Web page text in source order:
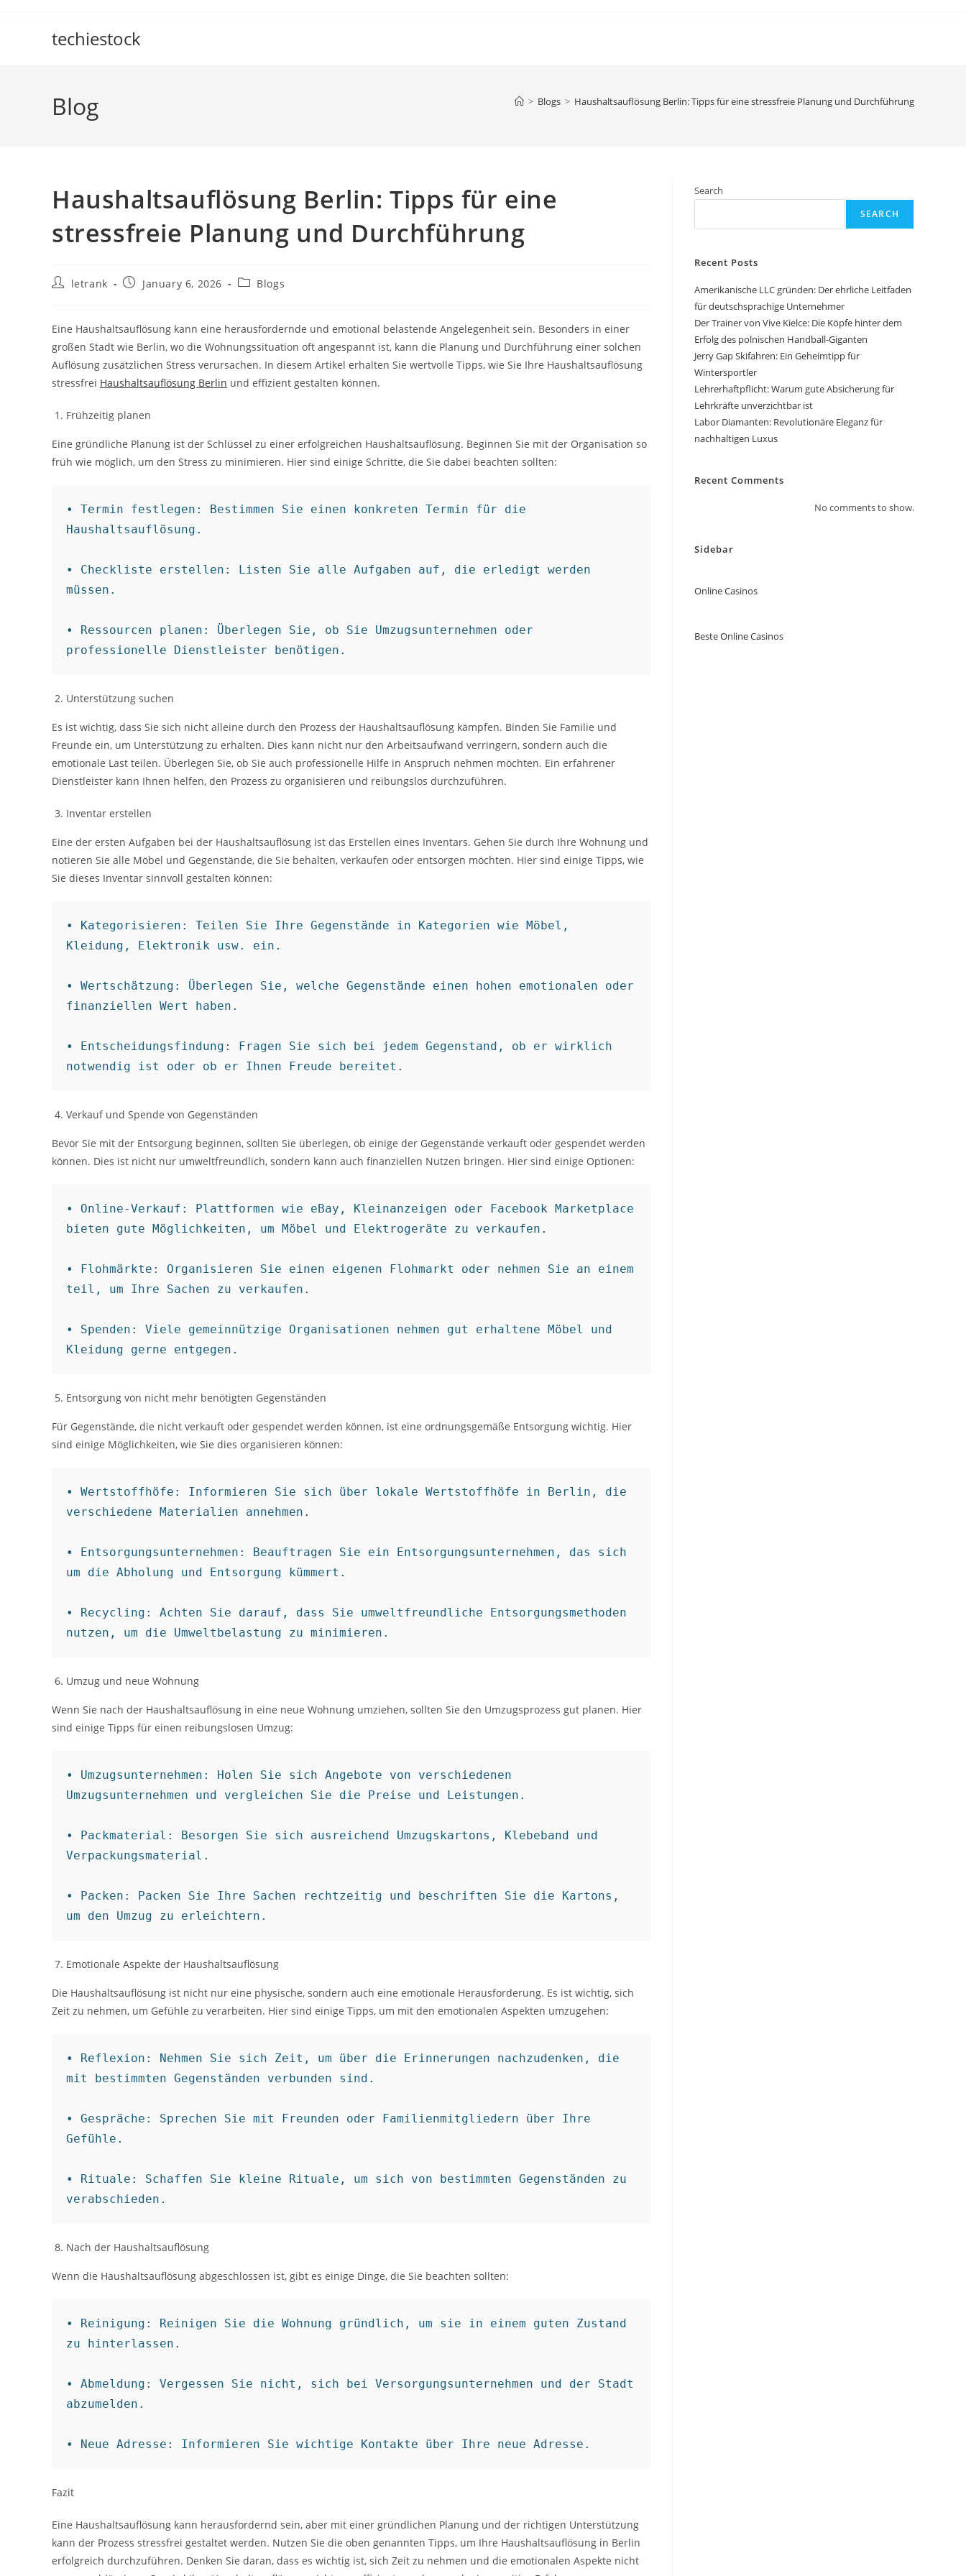
techiestock
Blog > Blogs > Haushaltsauflösung Berlin: Tipps für eine stressfreie Planung und Durchführung
Haushaltsauflösung Berlin: Tipps für eine
stressfreie Planung und Durchführung
Postletrank
PostJanuary 6, 2026
PostBlogs
Eine Haushaltsauflösung kann eine herausfordernde und emotional belastende Angelegenheit sein. Besonders in einer
großen Stadt wie Berlin, wo die Wohnungssituation oft angespannt ist, kann die Planung und Durchführung einer solchen
Auflösung zusätzlichen Stress verursachen. In diesem Artikel erhalten Sie wertvolle Tipps, wie Sie Ihre Haushaltsauflösung
stressfrei Haushaltsauflösung Berlin und effizient gestalten können.
Frühzeitig planen
Eine gründliche Planung ist der Schlüssel zu einer erfolgreichen Haushaltsauflösung. Beginnen Sie mit der Organisation so
früh wie möglich, um den Stress zu minimieren. Hier sind einige Schritte, die Sie dabei beachten sollten:
• Termin festlegen: Bestimmen Sie einen konkreten Termin für die
Haushaltsauflösung.
• Checkliste erstellen: Listen Sie alle Aufgaben auf, die erledigt werden
müssen.
• Ressourcen planen: Überlegen Sie, ob Sie Umzugsunternehmen oder
professionelle Dienstleister benötigen.
Unterstützung suchen
Es ist wichtig, dass Sie sich nicht alleine durch den Prozess der Haushaltsauflösung kämpfen. Binden Sie Familie und
Freunde ein, um Unterstützung zu erhalten. Dies kann nicht nur den Arbeitsaufwand verringern, sondern auch die
emotionale Last teilen. Überlegen Sie, ob Sie auch professionelle Hilfe in Anspruch nehmen möchten. Ein erfahrener
Dienstleister kann Ihnen helfen, den Prozess zu organisieren und reibungslos durchzuführen.
Inventar erstellen
Eine der ersten Aufgaben bei der Haushaltsauflösung ist das Erstellen eines Inventars. Gehen Sie durch Ihre Wohnung und
notieren Sie alle Möbel und Gegenstände, die Sie behalten, verkaufen oder entsorgen möchten. Hier sind einige Tipps, wie
Sie dieses Inventar sinnvoll gestalten können:
• Kategorisieren: Teilen Sie Ihre Gegenstände in Kategorien wie Möbel,
Kleidung, Elektronik usw. ein.
• Wertschätzung: Überlegen Sie, welche Gegenstände einen hohen emotionalen oder
finanziellen Wert haben.
• Entscheidungsfindung: Fragen Sie sich bei jedem Gegenstand, ob er wirklich
notwendig ist oder ob er Ihnen Freude bereitet.
Verkauf und Spende von Gegenständen
Bevor Sie mit der Entsorgung beginnen, sollten Sie überlegen, ob einige der Gegenstände verkauft oder gespendet werden
können. Dies ist nicht nur umweltfreundlich, sondern kann auch finanziellen Nutzen bringen. Hier sind einige Optionen:
• Online-Verkauf: Plattformen wie eBay, Kleinanzeigen oder Facebook Marketplace
bieten gute Möglichkeiten, um Möbel und Elektrogeräte zu verkaufen.
• Flohmärkte: Organisieren Sie einen eigenen Flohmarkt oder nehmen Sie an einem
teil, um Ihre Sachen zu verkaufen.
• Spenden: Viele gemeinnützige Organisationen nehmen gut erhaltene Möbel und
Kleidung gerne entgegen.
Entsorgung von nicht mehr benötigten Gegenständen
Für Gegenstände, die nicht verkauft oder gespendet werden können, ist eine ordnungsgemäße Entsorgung wichtig. Hier
sind einige Möglichkeiten, wie Sie dies organisieren können:
• Wertstoffhöfe: Informieren Sie sich über lokale Wertstoffhöfe in Berlin, die
verschiedene Materialien annehmen.
• Entsorgungsunternehmen: Beauftragen Sie ein Entsorgungsunternehmen, das sich
um die Abholung und Entsorgung kümmert.
• Recycling: Achten Sie darauf, dass Sie umweltfreundliche Entsorgungsmethoden
nutzen, um die Umweltbelastung zu minimieren.
Umzug und neue Wohnung
Wenn Sie nach der Haushaltsauflösung in eine neue Wohnung umziehen, sollten Sie den Umzugsprozess gut planen. Hier
sind einige Tipps für einen reibungslosen Umzug:
• Umzugsunternehmen: Holen Sie sich Angebote von verschiedenen
Umzugsunternehmen und vergleichen Sie die Preise und Leistungen.
• Packmaterial: Besorgen Sie sich ausreichend Umzugskartons, Klebeband und
Verpackungsmaterial.
• Packen: Packen Sie Ihre Sachen rechtzeitig und beschriften Sie die Kartons,
um den Umzug zu erleichtern.
Emotionale Aspekte der Haushaltsauflösung
Die Haushaltsauflösung ist nicht nur eine physische, sondern auch eine emotionale Herausforderung. Es ist wichtig, sich
Zeit zu nehmen, um Gefühle zu verarbeiten. Hier sind einige Tipps, um mit den emotionalen Aspekten umzugehen:
• Reflexion: Nehmen Sie sich Zeit, um über die Erinnerungen nachzudenken, die
mit bestimmten Gegenständen verbunden sind.
• Gespräche: Sprechen Sie mit Freunden oder Familienmitgliedern über Ihre
Gefühle.
• Rituale: Schaffen Sie kleine Rituale, um sich von bestimmten Gegenständen zu
verabschieden.
Nach der Haushaltsauflösung
Wenn die Haushaltsauflösung abgeschlossen ist, gibt es einige Dinge, die Sie beachten sollten:
• Reinigung: Reinigen Sie die Wohnung gründlich, um sie in einem guten Zustand
zu hinterlassen.
• Abmeldung: Vergessen Sie nicht, sich bei Versorgungsunternehmen und der Stadt
abzumelden.
• Neue Adresse: Informieren Sie wichtige Kontakte über Ihre neue Adresse.
Fazit
Eine Haushaltsauflösung kann herausfordernd sein, aber mit einer gründlichen Planung und der richtigen Unterstützung
kann der Prozess stressfrei gestaltet werden. Nutzen Sie die oben genannten Tipps, um Ihre Haushaltsauflösung in Berlin
erfolgreich durchzuführen. Denken Sie daran, dass es wichtig ist, sich Zeit zu nehmen und die emotionalen Aspekte nicht
Search
SEARCH
Recent Posts
Amerikanische LLC gründen: Der ehrliche Leitfaden
für deutschsprachige Unternehmer
Der Trainer von Vive Kielce: Die Köpfe hinter dem
Erfolg des polnischen Handball-Giganten
Jerry Gap Skifahren: Ein Geheimtipp für
Wintersportler
Lehrerhaftpflicht: Warum gute Absicherung für
Lehrkräfte unverzichtbar ist
Labor Diamanten: Revolutionäre Eleganz für
nachhaltigen Luxus
Recent Comments
No comments to show.
Sidebar
Online Casinos
Beste Online Casinos